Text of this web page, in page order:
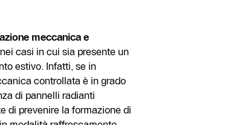
meccanica e
casi in cui sia presente un
estivo. Infatti, se in
controllata è in grado
di pannelli radianti
di prevenire la formazione di